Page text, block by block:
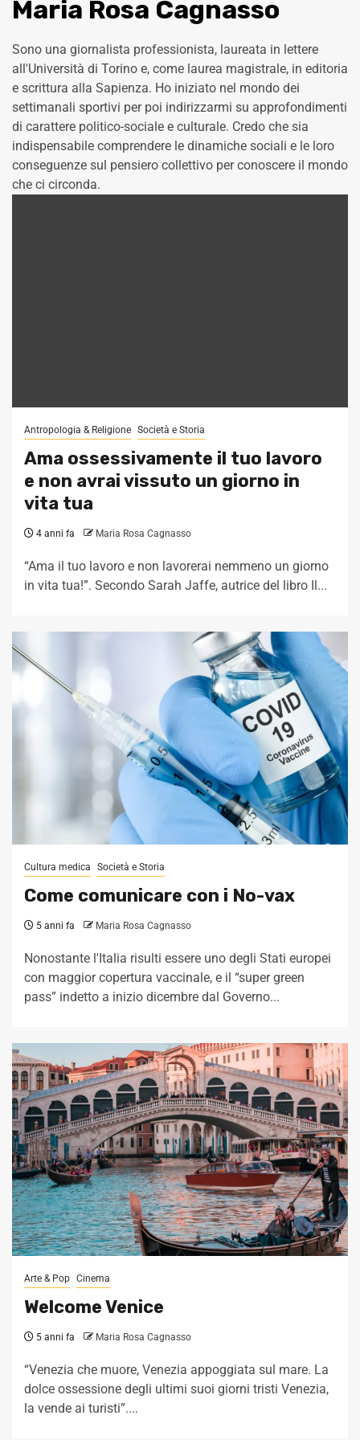
Maria Rosa Cagnasso
Sono una giornalista professionista, laureata in lettere
all'Università di Torino e, come laurea magistrale, in editoria
e scrittura alla Sapienza. Ho iniziato nel mondo dei
settimanali sportivi per poi indirizzarmi su approfondimenti
di carattere politico-sociale e culturale. Credo che sia
indispensabile comprendere le dinamiche sociali e le loro
conseguenze sul pensiero collettivo per conoscere il mondo
che ci circonda.
Antropologia & Religione Società e Storia
Ama ossessivamente il tuo lavoro
e non avrai vissuto un giorno in
vita tua
4 anni fa Maria Rosa Cagnasso
“Ama il tuo lavoro e non lavorerai nemmeno un giorno
in vita tua!”. Secondo Sarah Jaffe, autrice del libro Il...
Cultura medica Società e Storia
Come comunicare con i No-vax
5 anni fa Maria Rosa Cagnasso
Nonostante l'Italia risulti essere uno degli Stati europei
con maggior copertura vaccinale, e il “super green
pass” indetto a inizio dicembre dal Governo...
Arte & Pop Cinema
Welcome Venice
5 anni fa Maria Rosa Cagnasso
“Venezia che muore, Venezia appoggiata sul mare. La
dolce ossessione degli ultimi suoi giorni tristi Venezia,
la vende ai turisti”....